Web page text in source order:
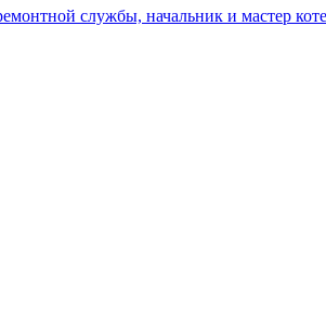
службы, начальник и мастер